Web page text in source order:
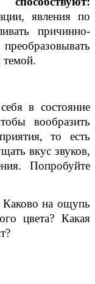
явления по
причинно-
темой.
в состояние
вообразить
то есть
вкус звуков,
Попробуйте
Каково на ощупь
цвета? Какая